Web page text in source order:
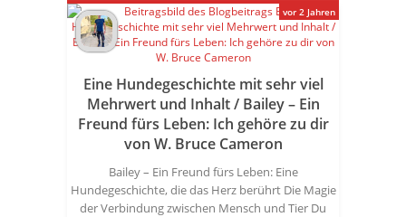
Eine Hundegeschichte mit sehr viel
Mehrwert und Inhalt / Bailey – Ein
Freund fürs Leben: Ich gehöre zu dir
von W. Bruce Cameron
Bailey – Ein Freund fürs Leben: Eine
Hundegeschichte, die das Herz berührt Die Magie
der Verbindung zwischen Mensch und Tier Du
vor 2 Jahren